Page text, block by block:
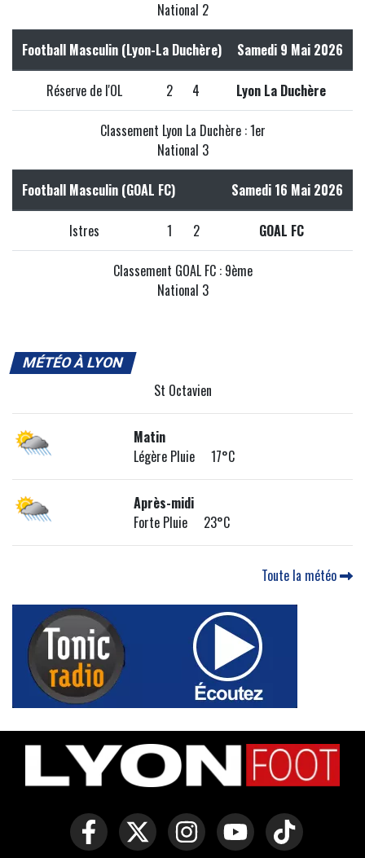
National 2
Football Masculin (Lyon-La Duchère) Samedi 9 Mai 2026
Réserve de l'OL 2 4 Lyon La Duchère
Classement Lyon La Duchère : 1er
National 3
Football Masculin (GOAL FC) Samedi 16 Mai 2026
Istres 1 2 GOAL FC
Classement GOAL FC : 9ème
National 3
MÉTÉO À LYON
St Octavien
Matin
Légère Pluie 17°C
Après-midi
Forte Pluie 23°C
Toute la météo